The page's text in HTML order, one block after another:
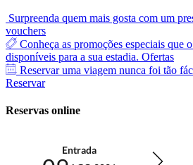
Surpreenda quem mais gosta com um
vouchers
Conheça as promoções especiais que
disponíveis para a sua estadia. Ofertas
Reservar uma viagem nunca foi tão
Reservar
Reservas online
Entrada